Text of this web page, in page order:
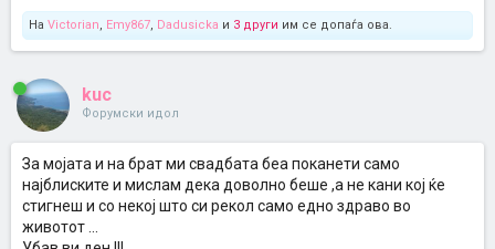
На Victorian, Emy867, Dadusicka и 3 други им се допаѓа ова.
kuc
Форумски идол
За мојата и на брат ми свадбата беа поканети само
најблиските и мислам дека доволно беше ,а не кани кој ќе
стигнеш и со некој што си рекол само едно здраво во
животот ...